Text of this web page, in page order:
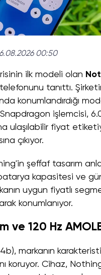
00:50
ilk modeli olan
telefonunu tanıttı.
konumlandırdığı
Snapdragon işlemcisi,
ulaşılabilir fiyat
çıkıyor.
şeffaf tasarım
kapasitesi ve
uygun fiyatlı
konumlanıyor.
ve 120 Hz
markanın
koruyor. Cihaz,